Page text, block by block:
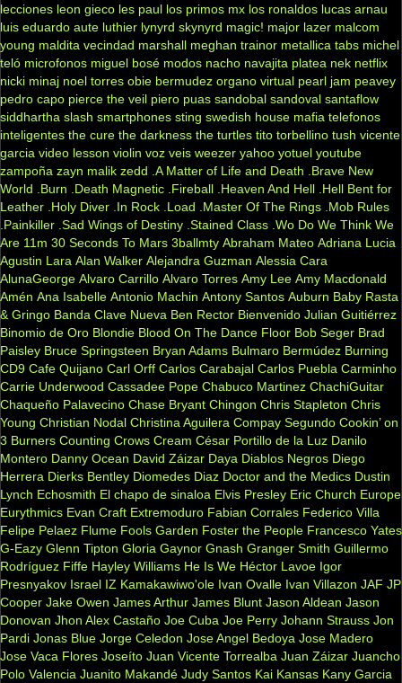
lecciones leon gieco les paul los primos mx los ronaldos lucas arnau
luis eduardo aute luthier lynyrd skynyrd magic! major lazer malcom
young maldita vecindad marshall meghan trainor metallica tabs michel
teló microfonos miguel bosé modos nacho navajita platea nek netflix
nicki minaj noel torres obie bermudez organo virtual pearl jam peavey
pedro capo pierce the veil piero puas sandobal sandoval santaflow
siddhartha slash smartphones sting swedish house mafia telefonos
inteligentes the cure the darkness the turtles tito torbellino tush vicente
garcia video lesson violin voz veis weezer yahoo yotuel youtube
zampoña zayn malik zedd .A Matter of Life and Death
.Brave New
World
.Burn .Death Magnetic .Fireball .Heaven And Hell .Hell Bent for
Leather .Holy Diver .In Rock .Load .Master Of The Rings .Mob Rules
.Painkiller .Sad Wings of Destiny .Stained Class .Wo Do We Think We
Are 11m 30 Seconds To Mars 3ballmty Abraham Mateo Adriana Lucia
Agustin Lara Alan Walker Alejandra Guzman Alessia Cara
AlunaGeorge Alvaro Carrillo Alvaro Torres Amy Lee Amy Macdonald
Amén Ana Isabelle Antonio Machin Antony Santos Auburn Baby Rasta
& Gringo Banda Clave Nueva Ben Rector Bienvenido Julian Guitiérrez
Binomio de Oro Blondie Blood On The Dance Floor Bob Seger Brad
Paisley Bruce Springsteen Bryan Adams Bulmaro Bermúdez Burning
CD9 Cafe Quijano Carl Orff Carlos Carabajal Carlos Puebla Carminho
Carrie Underwood Cassadee Pope Chabuco Martinez ChachiGuitar
Chaqueño Palavecino Chase Bryant Chingon Chris Stapleton Chris
Young Christian Nodal Christina Aguilera Compay Segundo Cookin’ on
3 Burners Counting Crows Cream César Portillo de la Luz Danilo
Montero Danny Ocean David Záizar Daya Diablos Negros Diego
Herrera Dierks Bentley Diomedes Diaz Doctor and the Medics Dustin
Lynch Echosmith El chapo de sinaloa Elvis Presley Eric Church Europe
Eurythmics Evan Craft Extremoduro Fabian Corrales Federico Villa
Felipe Pelaez Flume Fools Garden Foster the People Francesco Yates
G-Eazy Glenn Tipton Gloria Gaynor Gnash Granger Smith Guillermo
Rodríguez Fiffe Hayley Williams He Is We Héctor Lavoe Igor
Presnyakov Israel IZ Kamakawiwo'ole Ivan Ovalle Ivan Villazon JAF JP
Cooper Jake Owen James Arthur James Blunt Jason Aldean Jason
Donovan Jhon Alex Castaño Joe Cuba Joe Perry Johann Strauss Jon
Pardi Jonas Blue Jorge Celedon Jose Angel Bedoya Jose Madero
Jose Vaca Flores Joseíto Juan Vicente Torrealba Juan Záizar Juancho
Polo Valencia Juanito Makandé Judy Santos Kai Kansas Kany Garcia